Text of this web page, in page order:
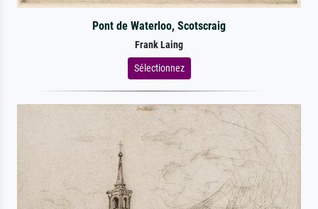
Pont de Waterloo, Scotscraig
Frank Laing
Sélectionnez